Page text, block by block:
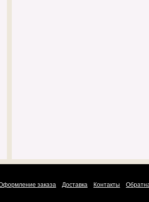
заказа Доставка Контакты